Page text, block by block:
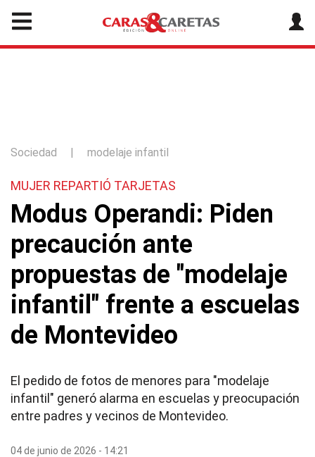
Sociedad | modelaje infantil
MUJER REPARTIÓ TARJETAS
Modus Operandi: Piden
precaución ante
propuestas de "modelaje
infantil" frente a escuelas
de Montevideo
El pedido de fotos de menores para "modelaje
infantil" generó alarma en escuelas y preocupación
entre padres y vecinos de Montevideo.
04 de junio de 2026 - 14:21